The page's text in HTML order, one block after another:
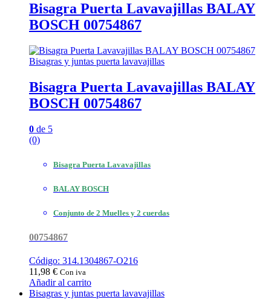
Bisagra Puerta Lavavajillas BALAY
BOSCH 00754867
Bisagras y juntas puerta lavavajillas
Bisagra Puerta Lavavajillas BALAY
BOSCH 00754867
0 de 5
(0)
Bisagra Puerta Lavavajillas
BALAY BOSCH
Conjunto de 2 Muelles y 2 cuerdas
00754867
Código: 314.1304867-O216
11,98 € Con iva
Añadir al carrito
Bisagras y juntas puerta lavavajillas